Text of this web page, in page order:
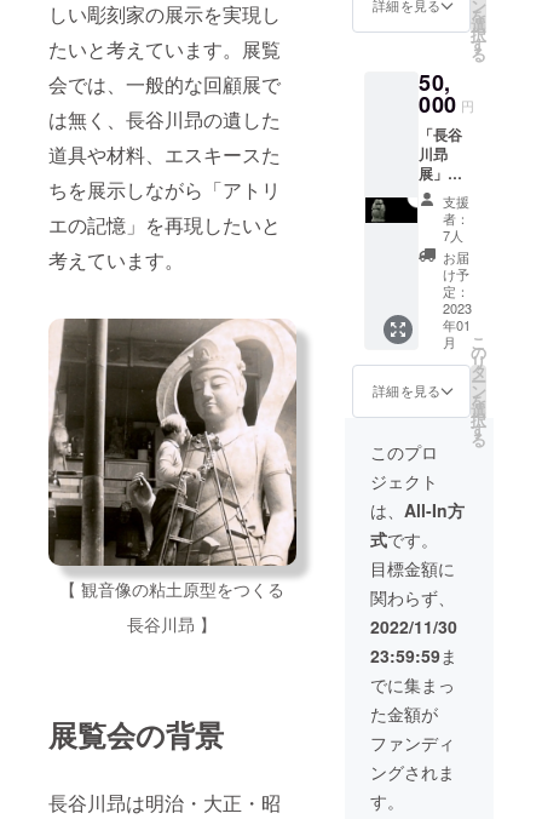
しい彫刻家の展示を実現し
たいと考えています。展覧
会では、一般的な回顧展で
は無く、長谷川昻の遺した
道具や材料、エスキースた
ちを展示しながら「アトリ
エの記憶」を再現したいと
考えています。
【 観音像の粘土原型をつくる
長谷川昻 】
展覧会の背景
長谷川昻は明治・大正・昭
告ペー
ジでの
ており
ます。
名前を
い。個
人名の
ニック
ネーム
やイニ
シャル
での掲
載も可
能で
す。掲
載は
「文字
のみ」
の掲載
「ロ
ゴ・バ
などの
行いま
せん。
限は定
めず、
年度ご
との報
告ペー
ジでの
掲載を
予定し
ており
ます。
載（ご
希望の
方の
み） ＊
Web
ページ
へのお
名前掲
載に関
しまし
ては、
「備考
欄」に
掲載を
希望さ
れるお
名前を
ださ
人名の
ほかに
ニック
ネーム
やイニ
シャル
での掲
載も可
す。掲
載は
「文字
のみ」
の掲載
で、
「ロ
できる
領収証
年1月発
送予
定） ・
鋸山美
術館支
援者証
（非売
品・美
術館パ
ス（3年
間・同
行者5名
様ま
で））
・本美
術館
Web
名前掲
載（ご
希望の
方の
み） ＊
Web
ページ
へのお
名前掲
載に関
しまし
ては、
「備考
欄」に
掲載を
希望さ
れるお
名前を
詳細を見る ン
を
選
択
す
る
50,
000 円
「長谷
川昻
展」の
充実化
につな
がりま
す。 ＜
リター
ン＞ ・
サンク
スメー
額控除
に活用
できる
領収証
（2023
年1月発
送予
定） ・
鋸山美
術館支
援者証
（非売
品・美
術館パ
ス（5年
間・同
行者5名
様ま
で））
・本美
術館
Web
支援
者：
7人
お届
け予
定：
2023
年01
月
詳細を見る
こ
の
リ
タ
ー
ン
を
選
択
す
る
このプロ
ジェクト
は、 All-In方
式です。
目標金額に
関わらず、
2022/11/30
23:59:59ま
でに集まっ
た金額が
ファンディ
ングされま
す。